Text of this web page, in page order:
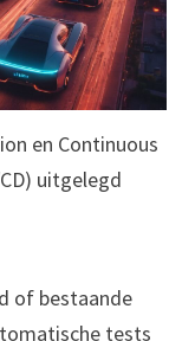
en Continuous
uitgelegd
of bestaande
tests